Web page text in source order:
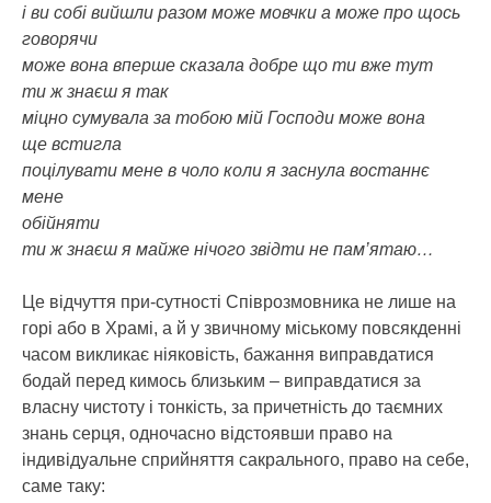
і ви собі вийшли разом може мовчки а може про щось
говорячи
може вона вперше сказала добре що ти вже тут
ти ж знаєш я так
міцно сумувала за тобою мій Господи може вона
ще встигла
поцілувати мене в чоло коли я заснула востаннє
мене
обійняти
ти ж знаєш я майже нічого звідти не пам’ятаю…
Це відчуття при-сутності Співрозмовника не лише на
горі або в Храмі, а й у звичному міському повсякденні
часом викликає ніяковість, бажання виправдатися
бодай перед кимось близьким – виправдатися за
власну чистоту і тонкість, за причетність до таємних
знань серця, одночасно відстоявши право на
індивідуальне сприйняття сакрального, право на себе,
саме таку: